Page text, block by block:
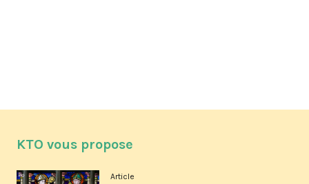
KTO vous propose
Article